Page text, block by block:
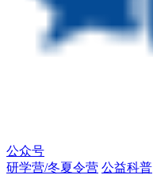
公众号
研学营/冬夏令营 公益科普